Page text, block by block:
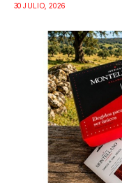
30 JULIO, 2026